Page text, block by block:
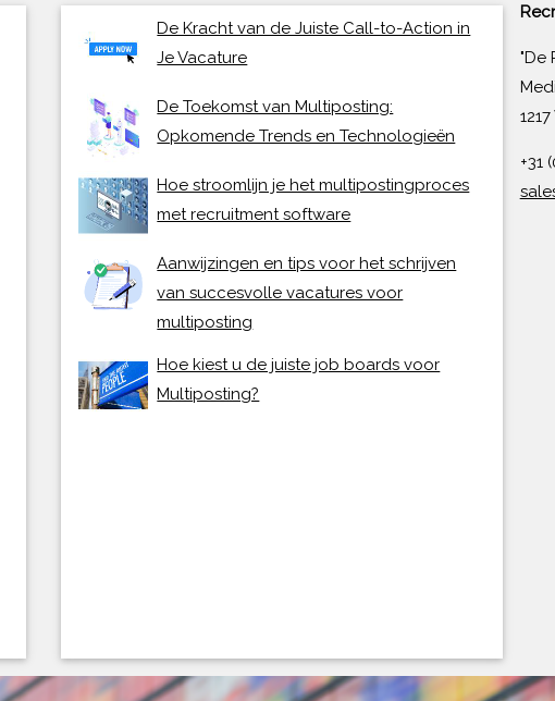
De Kracht van de Juiste Call-to-Action in
Je Vacature
De Toekomst van Multiposting:
Opkomende Trends en Technologieën
Hoe stroomlijn je het multipostingproces
met recruitment software
Aanwijzingen en tips voor het schrijven
van succesvolle vacatures voor
multiposting
Hoe kiest u de juiste job boards voor
Multiposting?
"De
+31